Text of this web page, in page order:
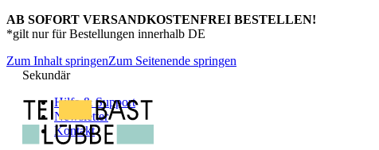
AB SOFORT VERSANDKOSTENFREI BESTELLEN!
*gilt nur für Bestellungen innerhalb DE
Zum Inhalt springenZum Seitenende springen
Sekundär
Hilfe & Support
Newsletter
Kontakt